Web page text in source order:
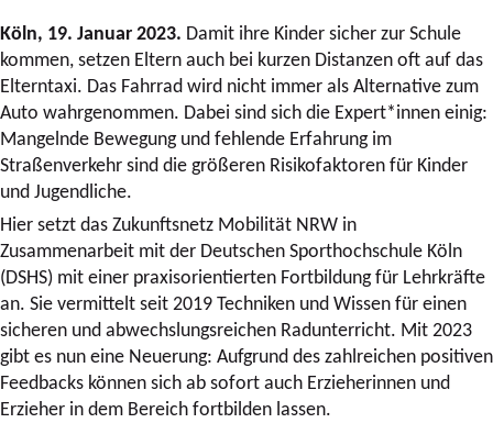
Köln, 19. Januar 2023. Damit ihre Kinder sicher zur Schule
kommen, setzen Eltern auch bei kurzen Distanzen oft auf das
Elterntaxi. Das Fahrrad wird nicht immer als Alternative zum
Auto wahrgenommen. Dabei sind sich die Expert*innen einig:
Mangelnde Bewegung und fehlende Erfahrung im
Straßenverkehr sind die größeren Risikofaktoren für Kinder
und Jugendliche.
Hier setzt das Zukunftsnetz Mobilität NRW in
Zusammenarbeit mit der Deutschen Sporthochschule Köln
(DSHS) mit einer praxisorientierten Fortbildung für Lehrkräfte
an. Sie vermittelt seit 2019 Techniken und Wissen für einen
sicheren und abwechslungsreichen Radunterricht. Mit 2023
gibt es nun eine Neuerung: Aufgrund des zahlreichen positiven
Feedbacks können sich ab sofort auch Erzieherinnen und
Erzieher in dem Bereich fortbilden lassen.